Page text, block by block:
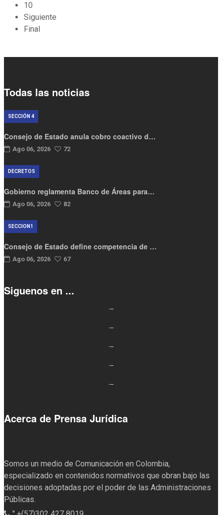
10
Siguiente
Final
Todas las noticias
Consejo de Estado anula cobro coactivo d…
Ago 06, 2026 72
SECCIÓN 4
Gobierno reglamenta Banco de Áreas para…
Ago 06, 2026 82
DECRETOS
Consejo de Estado define competencia de …
Ago 06, 2026 67
SECCION1
Siguenos en ...
Acerca de Prensa Jurídica
Somos un medio de Comunicación en Colombia,
especializado en contenidos normativos que obran bajo las
decisiones adoptadas por el poder de las Administraciones
Públicas.